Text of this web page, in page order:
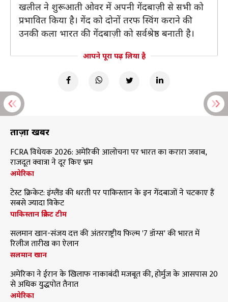
खलील ने शुरूआती ओवर में अपनी गेंदबाज़ी से सभी को
प्रभावित किया है। गेंद को दोनों तरफ स्विंग कराने की
उनकी कला भारत की गेंदबाज़ी को सर्वश्रेष्ठ बनाती है।
आपने पूरा पढ़ लिया है
ताज़ा खबरें
FCRA विधेयक 2026: अमेरिकी आलोचना पर भारत का करारा जवाब,
राजदूत क्वात्रा ने दूर किए भ्रम
अमेरिका
टेस्ट क्रिकेट: इंग्लैंड की धरती पर पाकिस्तान के इन गेंदबाजों ने चटकाए हैं
सबसे ज्यादा विकेट
पाकिस्तान क्रिकेट टीम
सलमान खान-संजय दत्त की अंतरराष्ट्रीय फिल्म '7 डॉग्स' की भारत में
रिलीज तारीख का ऐलान
सलमान खान
अमेरिका ने ईरान के खिलाफ नाकाबंदी मजबूत की, होर्मुज के आसपास 20
से अधिक युद्धपोत तैनात
अमेरिका